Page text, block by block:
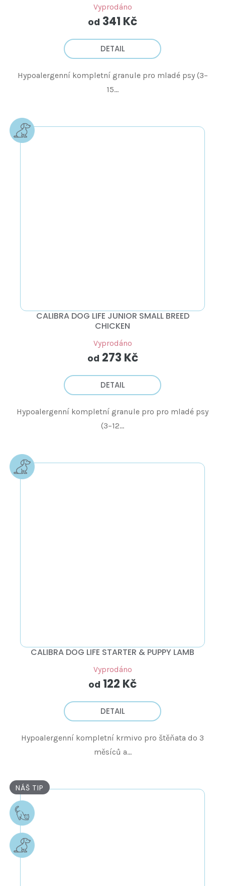
Vyprodáno
od 341 Kč
DETAIL
Hypoalergenní kompletní granule pro mladé psy (3–
15...
CALIBRA DOG LIFE JUNIOR SMALL BREED
CHICKEN
Vyprodáno
od 273 Kč
DETAIL
Hypoalergenní kompletní granule pro pro mladé psy
(3–12...
CALIBRA DOG LIFE STARTER & PUPPY LAMB
Vyprodáno
od 122 Kč
DETAIL
Hypoalergenní kompletní krmivo pro štěňata do 3
měsíců a...
NÁŠ TIP